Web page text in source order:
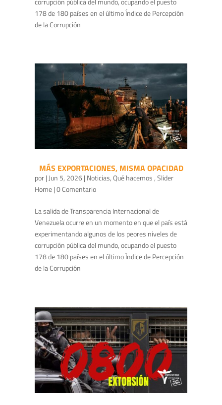
178 de 180 países en el último Índice de Percepción
de la Corrupción
MÁS EXPORTACIONES, MISMA OPACIDAD
por|Jun 5, 2026| Noticias,Qué hacemos,Slider
Home| 0 Comentario
La salida de Transparencia Internacional de
Venezuela ocurre en un momento en que el país está
experimentando algunos de los peores niveles de
corrupción pública del mundo, ocupando el puesto
178 de 180 países en el último Índice de Percepción
de la Corrupción